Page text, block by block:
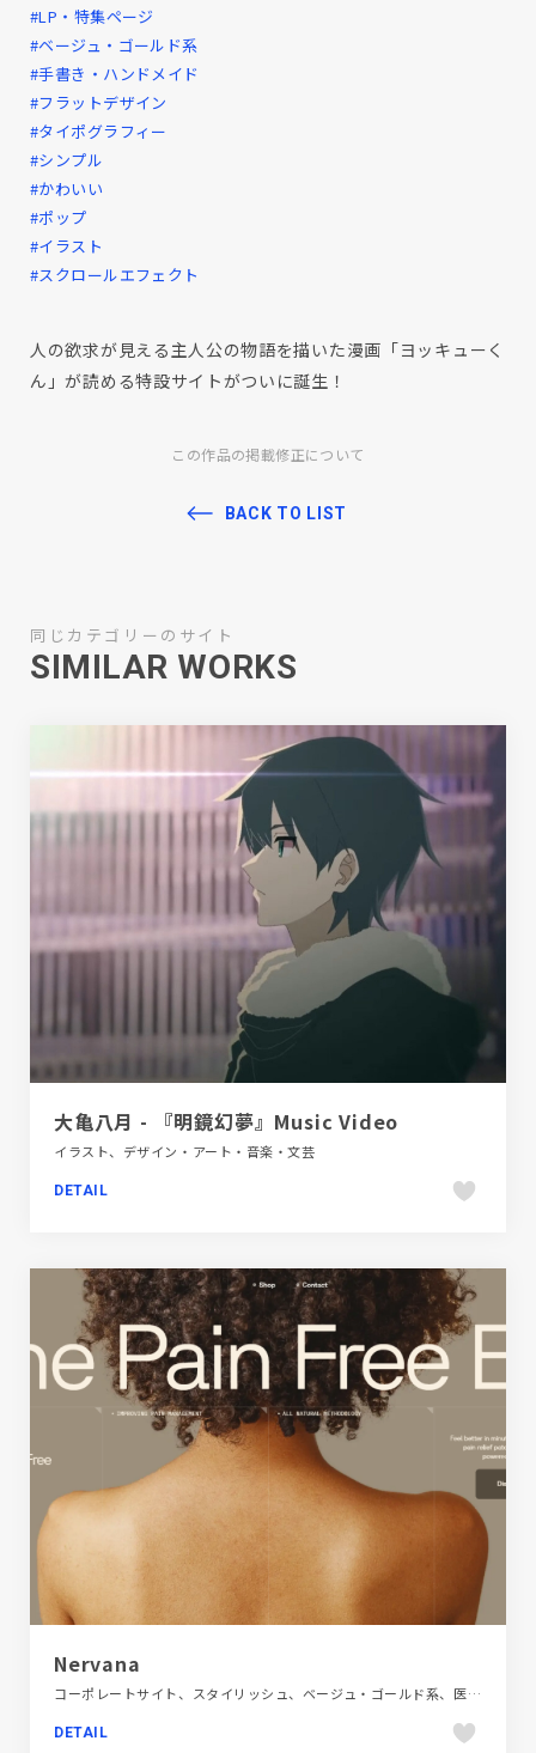
#LP・特集ページ
#ベージュ・ゴールド系
#手書き・ハンドメイド
#フラットデザイン
#タイポグラフィー
#シンプル
#かわいい
#ポップ
#イラスト
#スクロールエフェクト
人の欲求が見える主人公の物語を描いた漫画「ヨッキューく
ん」が読める特設サイトがついに誕生！
この作品の掲載修正について
BACK TO LIST
同じカテゴリーのサイト
SIMILAR WORKS
大亀八月 - 『明鏡幻夢』Music Video
イラスト、デザイン・アート・音楽・文芸
DETAIL
Nervana
コーポレートサイト、スタイリッシュ、ベージュ・ゴールド系、医療・ヘルスケア、大きめ写真、日本テイスト
DETAIL